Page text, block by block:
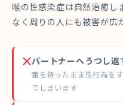
喉の性感染症は自然治癒し
なく周りの人にも被害が広
パートナーへうつし返
菌を持ったまま性行為を
てしまいます